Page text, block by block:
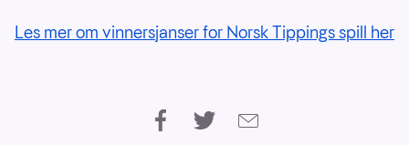
Les mer om vinnersjanser for Norsk Tippings spill her